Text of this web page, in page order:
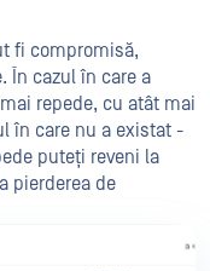
fi compromisă,
În cazul în care a
repede, cu atât mai
în care nu a existat -
puteți reveni la
pierderea de